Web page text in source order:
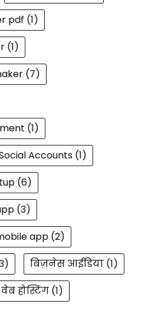
pdf (1)
(1)
(7)
(1)
Accounts(1)
(6)
(3)
app(2)
बिज़नेस आईडिया(1)
वेब होस्टिंग(1)